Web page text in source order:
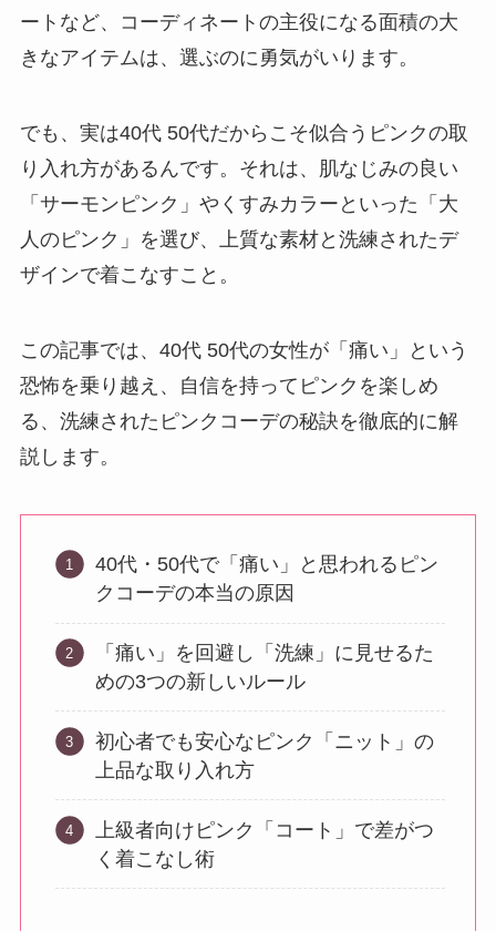
ートなど、コーディネートの主役になる面積の大
きなアイテムは、選ぶのに勇気がいります。
でも、実は40代 50代だからこそ似合うピンクの取
り入れ方があるんです。それは、肌なじみの良い
「サーモンピンク」やくすみカラーといった「大
人のピンク」を選び、上質な素材と洗練されたデ
ザインで着こなすこと。
この記事では、40代 50代の女性が「痛い」という
恐怖を乗り越え、自信を持ってピンクを楽しめ
る、洗練されたピンクコーデの秘訣を徹底的に解
説します。
40代・50代で「痛い」と思われるピン
クコーデの本当の原因
「痛い」を回避し「洗練」に見せるた
めの3つの新しいルール
初心者でも安心なピンク「ニット」の
上品な取り入れ方
上級者向けピンク「コート」で差がつ
く着こなし術